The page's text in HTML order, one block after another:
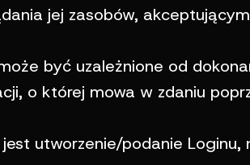
jej zasobów,
być uzależnione od
o której mowa w zdaniu
utworzenie/podanie Loginu,